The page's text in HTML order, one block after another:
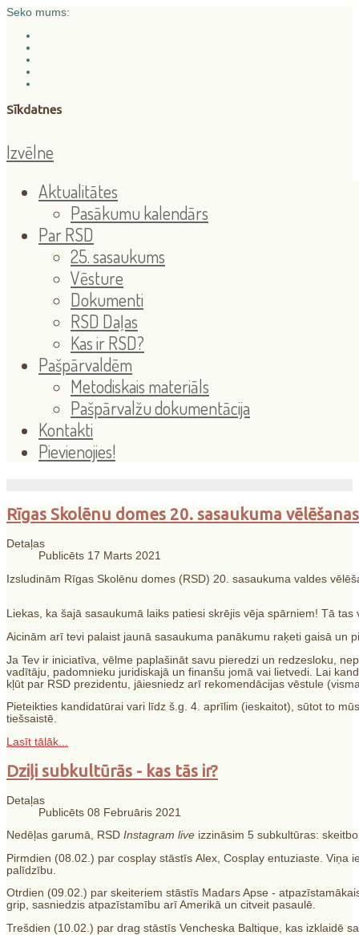
Seko mums:
Sīkdatnes
Izvēlne
Aktualitātes
Pasākumu kalendārs
Par RSD
25. sasaukums
Vēsture
Dokumenti
RSD Daļas
Kas ir RSD?
Pašpārvaldēm
Metodiskais materiāls
Pašpārvalžu dokumentācija
Kontakti
Pievienojies!
Rīgas Skolēnu domes 20. sasaukuma vēlēšanas
Detaļas
Publicēts 17 Marts 2021
Izsludinām Rīgas Skolēnu domes (RSD) 20. sasaukuma valdes
Liekas, ka šajā sasaukumā laiks patiesi skrējis vēja spārniem! Tā
Aicinām arī tevi palaist jaunā sasaukuma panākumu raķeti gaisā un
Ja Tev ir iniciatīva, vēlme paplašināt savu pieredzi un redzesloku,
vadītāju, padomnieku juridiskajā un finanšu jomā vai lietvedi. Lai
kļūt par RSD prezidentu, jāiesniedz arī rekomendācijas vēstule
Pieteikties kandidatūrai vari līdz š.g. 4. aprīlim (ieskaitot), sūtot to
tiešsaistē.
Lasīt tālāk...
Dziļi subkultūrās - kas tās ir?
Detaļas
Publicēts 08 Februāris 2021
Nedēļas garumā, RSD Instagram live izzināsim 5 subkultūras:
Pirmdien (08.02.) par cosplay stāstīs Alex, Cosplay entuziaste.
palīdzību.
Otrdien (09.02.) par skeiteriem stāstīs Madars Apse -
grip, sasniedzis atpazīstamību arī Amerikā un citveit pasaulē.
Trešdien (10.02.) par drag stāstīs Vencheska Baltique, kas izklaidē